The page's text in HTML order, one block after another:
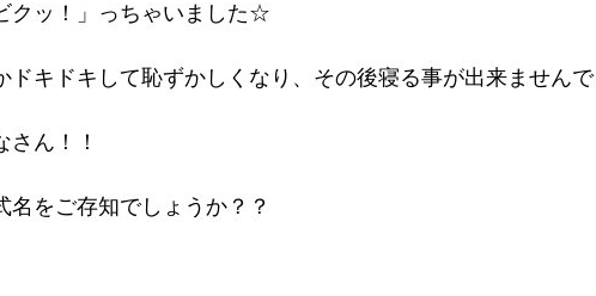
クッ！」っちゃいました☆
ドキドキして恥ずかしくなり、その後寝る事が出来ません
さん！！
名をご存知でしょうか？？